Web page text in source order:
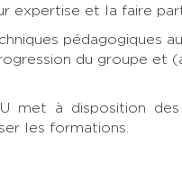
expertise et la faire
pédagogiques
du groupe et
met à disposition
les formations.